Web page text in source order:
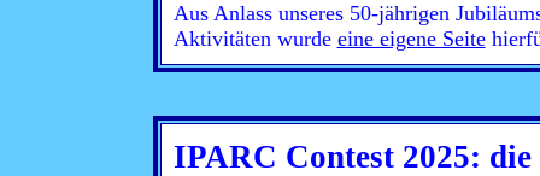
Aus Anlass unseres 50-jährigen
Aktivitäten wurde eine eigene Seite
IPARC Contest 2025: die